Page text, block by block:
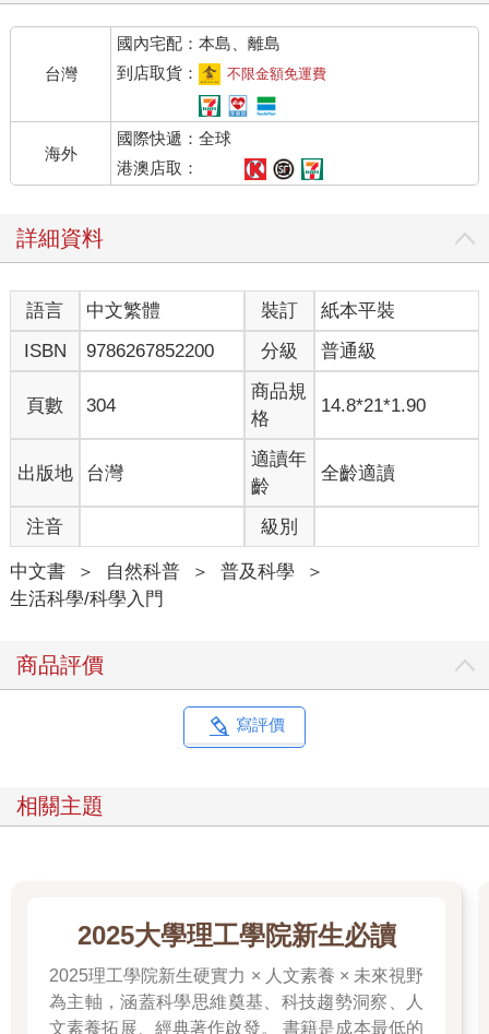
力氣去擰一條毛巾，也不可能把它擰到像洗衣機脫水過的那樣
聲音可以滅火嗎？
聲音可以滅火，但不是所有的聲音都可以。美國喬治梅森大學工
程專業的兩名學生發明了手持聲波式滅火器，其原型包括音頻發
生器、放大器和一個準直儀。音頻發生器可以產生一些30～60Hz
準火焰方向，可以撲滅一些小型且受控的火災。我們可以從兩個
方面考慮聲波式滅火器的工作原理，一是燃燒的條件，二是聲音
的本質。
燃燒需要三個條件：可燃物、氧化劑和熱量。聲音的本質是物質
振動在空中的傳播，一般的聲音振動很小，但可以透過耳膜的微
小振動被人體感知聽到。在滅火中，放大器將聲波的振動幅度加
強，準直儀將聲波瞄準燃燒現場，從而使作為振動介質的氧氣分
子在特定頻率下短暫地與燃燒物分離；如果燃燒速率不夠大又來
不及與下一部分氧氣繼續燃燒，則失去氧氣的補給便可抑制燃燒
過程，從而達到滅火的目的。然而，除非可以製造一個超級大的
放大器和準直儀，不然聲音滅火還是不適用於大型火災現場。
一隻蚊子飛入一個空瓶而不碰瓶壁，會增加瓶的重量嗎？
雖然瓶體作為一個物體，自身的質量不會因為飛入蚊子而改變，
但是如果這個瓶子被放在了一個秤或天平上，那麼這個秤或天平
向上的升力。在得到這個升力的同時，它附近的空氣因為被翅膀
向下扇動從而有向下流動的趨勢。如果瓶蓋完全蓋上了，那麼流
動的空氣持續地撞擊瓶子的底部，相當於給瓶子施加了一個力，
使用足夠靈敏的天平或者靈敏的電子秤，其示數就會發生變化。
子看作一個整體，如果蚊子平穩懸空在某一位置，那麼這個系統
處於一個平衡態，其總質量應該是瓶子、空氣和蚊子之和，相當
台灣
國內宅配：本島、離島
到店取貨：
不限金額免運費
海外
國際快遞：全球
港澳店取：
詳細資料
語言 中文繁體 裝訂
紙本平裝
ISBN
9786267852200 分級 普通級
頁數 304
商品規
格
14.8*21*1.90
出版地 台灣
適讀年
齡
全齡適讀
注音 級別
中文書 ＞ 自然科普 ＞ 普及科學
＞
生活科學/科學入門
商品評價
寫評價
相關主題
2025大學理工學院新生必讀
2025理工學院新生硬實力 × 人文素養 × 未來視野
為主軸，涵蓋科學思維奠基、科技趨勢洞察、人
文素養拓展、經典著作啟發。 書籍是成本最低的